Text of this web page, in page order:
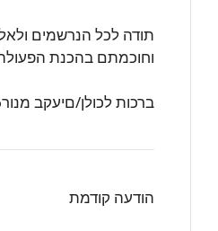
תודה לכל הנרשמים
וחוכמתם בהכנת
ברכות לכולן/םיעקב מנור050-5733276
הודעה קודמת